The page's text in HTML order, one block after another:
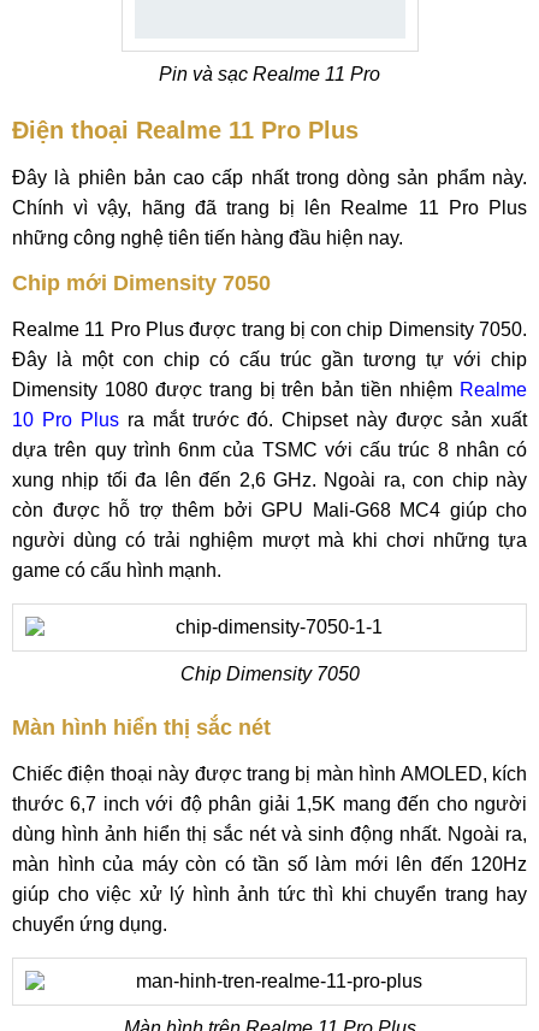
Pin và sạc Realme 11 Pro
Điện thoại Realme 11 Pro Plus
Đây là phiên bản cao cấp nhất trong dòng sản phẩm này.
Chính vì vậy, hãng đã trang bị lên Realme 11 Pro Plus
những công nghệ tiên tiến hàng đầu hiện nay.
Chip mới Dimensity 7050
Realme 11 Pro Plus được trang bị con chip Dimensity 7050.
Đây là một con chip có cấu trúc gần tương tự với chip
Dimensity 1080 được trang bị trên bản tiền nhiệm Realme
10 Pro Plusra mắt trước đó. Chipset này được sản xuất
dựa trên quy trình 6nm của TSMC với cấu trúc 8 nhân có
xung nhịp tối đa lên đến 2,6 GHz. Ngoài ra, con chip này
còn được hỗ trợ thêm bởi GPU Mali-G68 MC4 giúp cho
người dùng có trải nghiệm mượt mà khi chơi những tựa
game có cấu hình mạnh.
Chip Dimensity 7050
Màn hình hiển thị sắc nét
Chiếc điện thoại này được trang bị màn hình AMOLED, kích
thước 6,7 inch với độ phân giải 1,5K mang đến cho người
dùng hình ảnh hiển thị sắc nét và sinh động nhất. Ngoài ra,
màn hình của máy còn có tần số làm mới lên đến 120Hz
giúp cho việc xử lý hình ảnh tức thì khi chuyển trang hay
chuyển ứng dụng.